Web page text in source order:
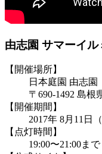
由志園 サマーイ
【開催場所】
日本庭園 由志園
〒690-1492 島根
【開催期間】
2017年 8月11日
【点灯時間】
19:00〜21:00ま